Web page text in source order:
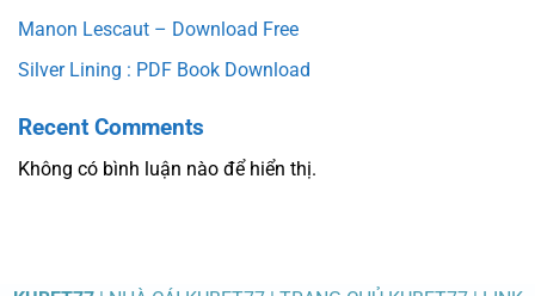
Manon Lescaut – Download Free
Silver Lining : PDF Book Download
Recent Comments
Không có bình luận nào để hiển thị.